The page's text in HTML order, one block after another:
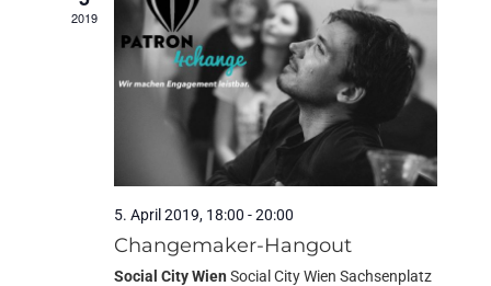
2019
5. April 2019, 18:00 -20:00
Changemaker-Hangout
Social City Wien Social City Wien Sachsenplatz